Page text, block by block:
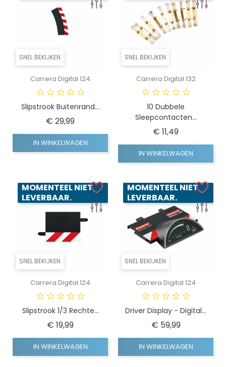
SNEL BEKIJKEN
Carrera Digital 124
Slipstrook Buitenrand...
€ 29,99Prijs
IN WINKELWAGEN
SNEL BEKIJKEN
Carrera Digital 132
10 Dubbele
Sleepcontacten...
€ 11,49Prijs
IN WINKELWAGEN
SNEL BEKIJKEN
MOMENTEEL NIET
LEVERBAAR.
Carrera Digital 124
Slipstrook 1/3 Rechte...
€ 19,99Prijs
IN WINKELWAGEN
SNEL BEKIJKEN
MOMENTEEL NIET
LEVERBAAR.
Carrera Digital 124
Driver Display - Digital...
€ 59,99Prijs
IN WINKELWAGEN